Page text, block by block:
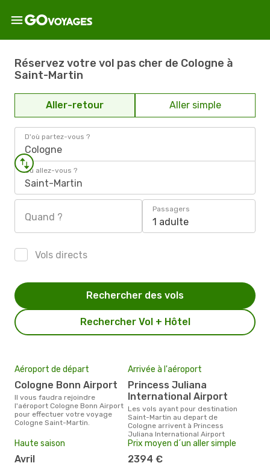
Réservez votre vol pas cher de Cologne à
Saint-Martin
Aller-retour Aller simple
D'où partez-vous ?
Cologne
Où allez-vous ?
Saint-Martin
Quand ?
Passagers
1 adulte
Vols directs
Rechercher Vol + Hôtel
Rechercher des vols
Aéroport de départ
Cologne Bonn Airport
Il vous faudra rejoindre
l'aéroport Cologne Bonn Airport
pour effectuer votre voyage
Cologne Saint-Martin.
Arrivée à l'aéroport
Princess Juliana
International Airport
Les vols ayant pour destination
Saint-Martin au depart de
Cologne arrivent à Princess
Juliana International Airport
Haute saison
avril
Prix moyen d´un aller simple
2394 €